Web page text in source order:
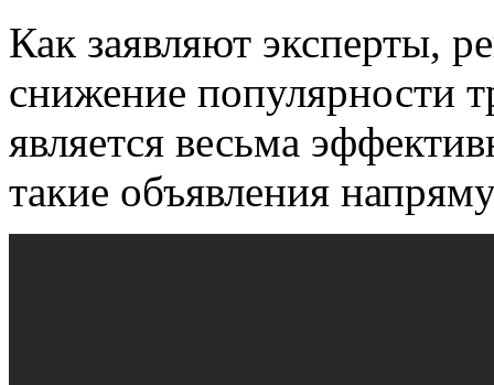
Как заявляют эксперты,
снижение популярности
является весьма
такие объявления